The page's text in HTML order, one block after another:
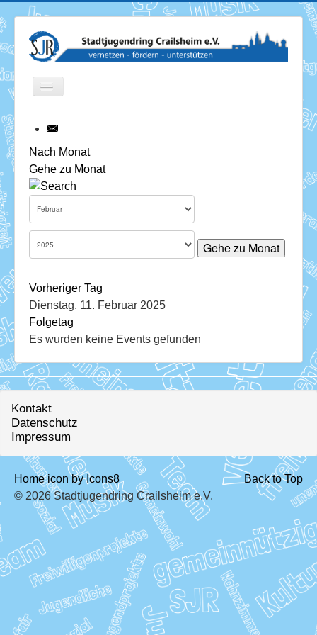
Toggle
News
Termine
Über uns
Services
Download
Ratskeller
Nach Monat
Gehe zu Monat
Gehe zu Monat
Vorheriger Tag
Dienstag, 11. Februar 2025
Folgetag
Es wurden keine Events gefunden
Kontakt
Datenschutz
Impressum
Home icon by Icons8
Back to Top
© 2026 Stadtjugendring Crailsheim e.V.